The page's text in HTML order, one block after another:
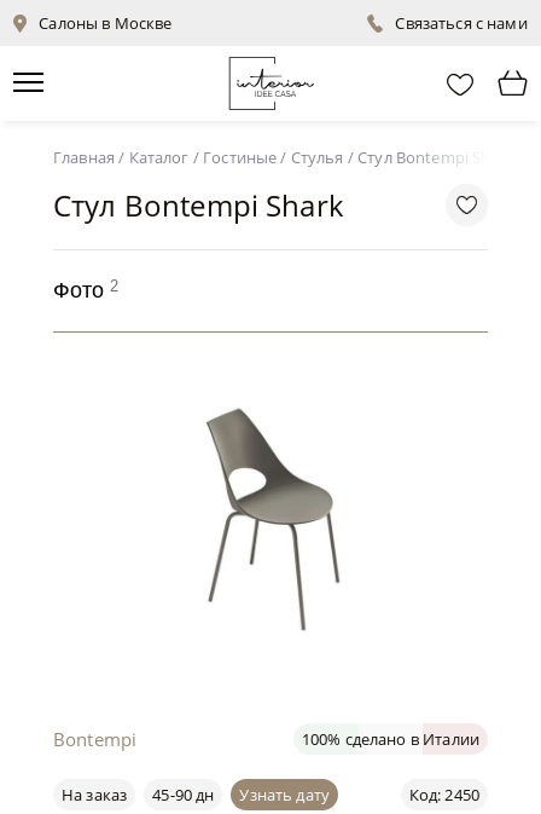
Салоны в Москве Связаться с нами
Главная / Каталог / Гостиные/ Стулья / Стул Bontempi Shark
Стул Bontempi Shark
Фото 2
Bontempi 100% сделано в Италии
Код: 2450
На заказ 45-90 дн Узнать дату